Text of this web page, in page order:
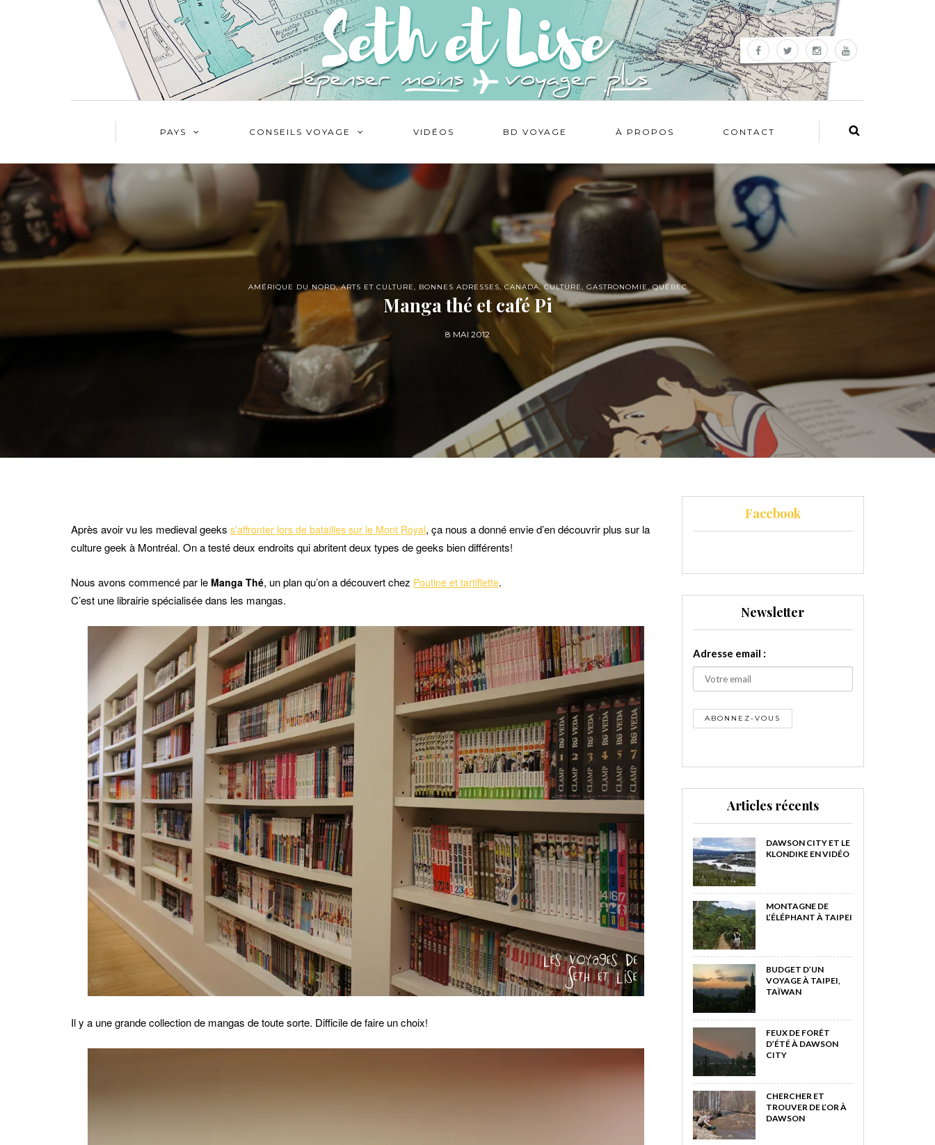
PAYS CONSEILS VOYAGE VIDÉOS BD VOYAGE À PROPOS CONTACT
AMÉRIQUE DU NORD,ARTS ET CULTURE, BONNES ADRESSES,CANADA,CULTURE, GASTRONOMIE,QUÉBEC
Manga thé et café Pi
8 MAI 2012
Après avoir vu les medieval geeks s’affronter lors de batailles sur le Mont Royal, ça nous a donné envie d’en découvrir plus sur la
culture geek à Montréal. On a testé deux endroits qui abritent deux types de geeks bien différents!
Nous avons commencé par le Manga Thé, un plan qu’on a découvert chez Poutine et tartiflette.
C’est une librairie spécialisée dans les mangas.
Il y a une grande collection de mangas de toute sorte. Difficile de faire un choix!
Facebook
Newsletter
Adresse email :
Articles récents
DAWSON CITY ET LE
KLONDIKE EN VIDÉO
MONTAGNE DE
L’ÉLÉPHANT À TAIPEI
BUDGET D’UN
VOYAGE À TAIPEI,
TAÏWAN
FEUX DE FORÊT
D’ÉTÉ À DAWSON
CITY
CHERCHER ET
TROUVER DE L’OR À
DAWSON